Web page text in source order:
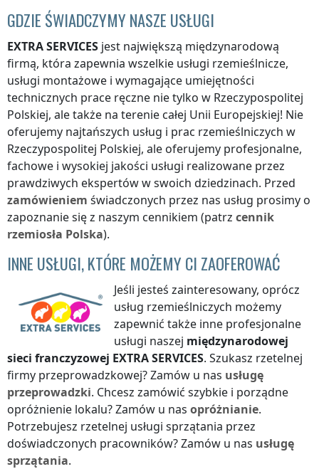
GDZIE ŚWIADCZYMY NASZE USŁUGI
EXTRA SERVICES jest największą międzynarodową
firmą, która zapewnia wszelkie usługi rzemieślnicze,
usługi montażowe i wymagające umiejętności
technicznych prace ręczne nie tylko w Rzeczypospolitej
Polskiej, ale także na terenie całej Unii Europejskiej! Nie
oferujemy najtańszych usług i prac rzemieślniczych w
Rzeczypospolitej Polskiej, ale oferujemy profesjonalne,
fachowe i wysokiej jakości usługi realizowane przez
prawdziwych ekspertów w swoich dziedzinach. Przed
zamówieniem świadczonych przez nas usług prosimy o
zapoznanie się z naszym cennikiem (patrz cennik
rzemiosła Polska).
INNE USŁUGI, KTÓRE MOŻEMY CI ZAOFEROWAĆ
Jeśli jesteś zainteresowany, oprócz
usług rzemieślniczych możemy
zapewnić także inne profesjonalne
usługi naszej międzynarodowej
sieci franczyzowej EXTRA SERVICES. Szukasz rzetelnej
firmy przeprowadzkowej? Zamów u nas usługę
przeprowadzki. Chcesz zamówić szybkie i porządne
opróżnienie lokalu? Zamów u nas opróżnianie.
Potrzebujesz rzetelnej usługi sprzątania przez
doświadczonych pracowników? Zamów u nas usługę
sprzątania.